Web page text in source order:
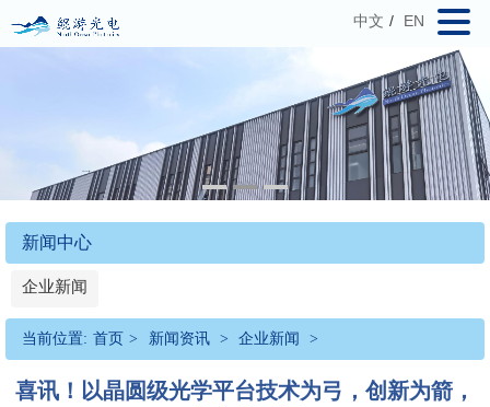
中文 / EN
新闻中心
企业新闻
当前位置: 首页 > 新闻资讯 > 企业新闻 >
喜讯！以晶圆级光学平台技术为弓，创新为箭，